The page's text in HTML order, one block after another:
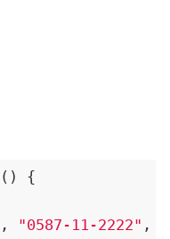
( ) {
, "0587-11-2222" ,